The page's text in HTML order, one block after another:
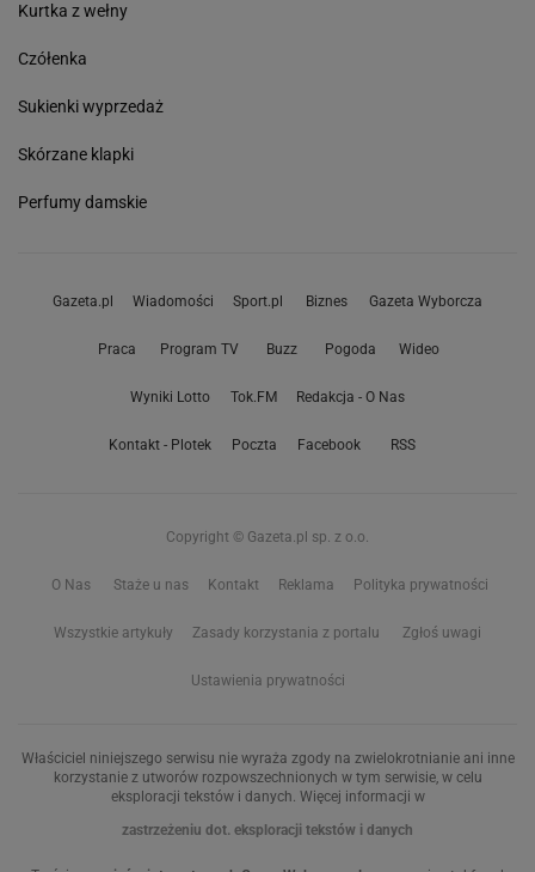
Kurtka z wełny
Czółenka
Sukienki wyprzedaż
Skórzane klapki
Perfumy damskie
Gazeta.pl Wiadomości Sport.pl Biznes Gazeta Wyborcza
Praca Program TV Buzz Pogoda Wideo
Wyniki Lotto Tok.FM Redakcja - O Nas
Kontakt - Plotek Poczta Facebook RSS
Copyright © Gazeta.pl sp. z o.o.
O Nas Staże u nas Kontakt Reklama Polityka prywatności
Wszystkie artykuły Zasady korzystania z portalu Zgłoś uwagi
Ustawienia prywatności
Właściciel niniejszego serwisu nie wyraża zgody na zwielokrotnianie ani inne
korzystanie z utworów rozpowszechnionych w tym serwisie, w celu
eksploracji tekstów i danych. Więcej informacji w
zastrzeżeniu dot. eksploracji tekstów i danych